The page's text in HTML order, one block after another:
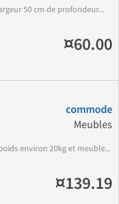
50 cm de profondeur...
¤60.00
commode
Meubles
environ 20kg et meuble...
¤139.19